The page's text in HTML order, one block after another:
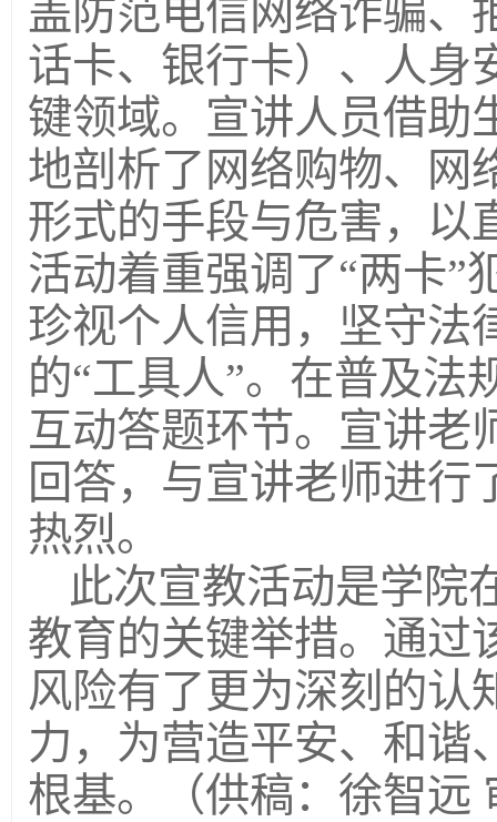
盖防范电信网络诈骗、
话卡、银行卡）、人身
键领域。宣讲人员借助
地剖析了网络购物、网
形式的手段与危害，以
活动着重强调了“两卡”
珍视个人信用，坚守法
的“工具人”。在普及法
互动答题环节。宣讲老
回答，与宣讲老师进
热烈。
此次宣教活动是学院
教育的关键举措。通过
风险有了更为深刻的认
力，为营造平安、和谐
根基。（供稿：徐智远